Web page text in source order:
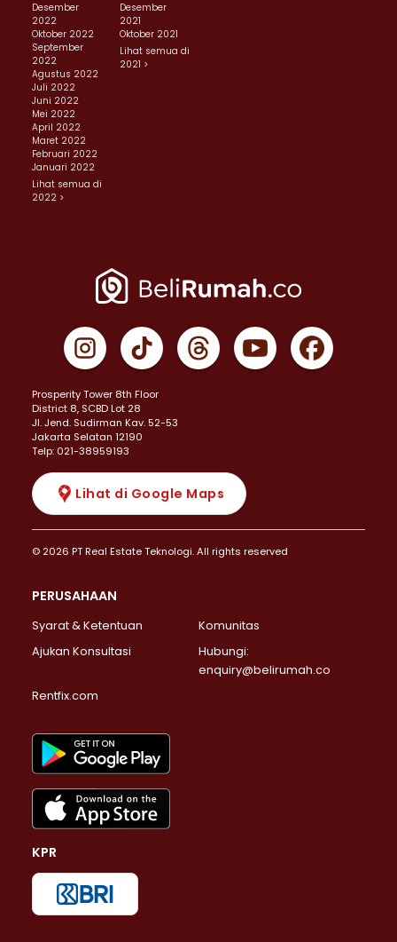
Desember
2022
Oktober 2022
September
2022
Agustus 2022
Juli 2022
Juni 2022
Mei 2022
April 2022
Maret 2022
Februari 2022
Januari 2022
Lihat semua di
2022 >
Desember
2021
Oktober 2021
Lihat semua di
2021 >
Prosperity Tower 8th Floor
District 8, SCBD Lot 28
JI. Jend. Sudirman Kav. 52-53
Jakarta Selatan 12190
Telp: 021-38959193
Lihat di Google Maps
© 2026 PT Real Estate Teknologi. All rights reserved
PERUSAHAAN
Syarat & Ketentuan
Komunitas
Ajukan Konsultasi
Hubungi:
enquiry@belirumah.co
Rentfix.com
KPR